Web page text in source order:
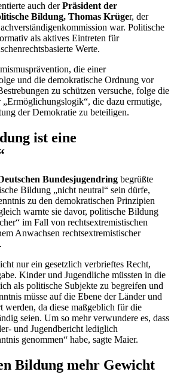
auch derPräsident der
Bildung, Thomas Krüger, der
war. Politische
als aktives Eintreten für
Werte.
die einer
und die demokratische Ordnung vor
zu schützen versuche, folge die
die dazu ermutige,
der Demokratie zu beteiligen.
ist eine
Bundesjugendring begrüßte
Bildung „nicht neutral“ sein dürfe,
zu den demokratischen Prinzipien
warnte sie davor, politische Bildung
im Fall von rechtsextremistischen
Anwachsen rechtsextremistischer
nur ein gesetzlich verbrieftes Recht,
Kinder und Jugendliche müssten in die
als politische Subjekte zu begreifen und
müsse auf die Ebene der Länder und
werden, da diese maßgeblich für die
seien. Um so mehr verwundere es, dass
und Jugendbericht lediglich
genommen“ habe, sagte Maier.
Bildung mehr Gewicht